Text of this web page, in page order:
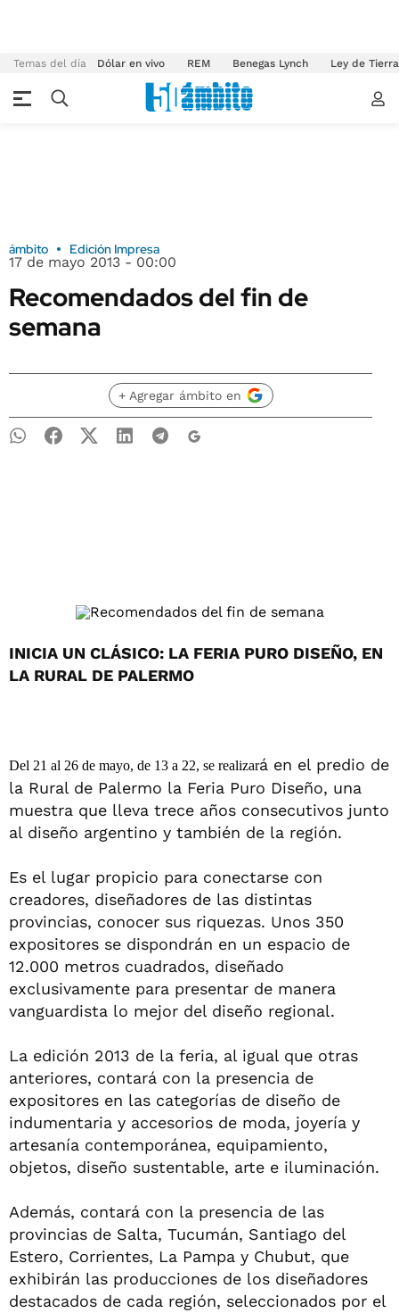
Temas del día Dólar en vivo REM Benegas Lynch Ley de
ámbito Edición Impresa
17 de mayo 2013 - 00:00
Recomendados del fin de
semana
+ Agregar ámbito en
INICIA UN CLÁSICO: LA FERIA PURO DISEÑO, EN
LA RURAL DE PALERMO
Del 21 al 26 de mayo, de 13 a 22, se realizará en el predio de
la Rural de Palermo la Feria Puro Diseño, una
muestra que lleva trece años consecutivos junto
al diseño argentino y también de la región.
Es el lugar propicio para conectarse con
creadores, diseñadores de las distintas
provincias, conocer sus riquezas. Unos 350
expositores se dispondrán en un espacio de
12.000 metros cuadrados, diseñado
exclusivamente para presentar de manera
vanguardista lo mejor del diseño regional.
La edición 2013 de la feria, al igual que otras
anteriores, contará con la presencia de
expositores en las categorías de diseño de
indumentaria y accesorios de moda, joyería y
artesanía contemporánea, equipamiento,
objetos, diseño sustentable, arte e iluminación.
Además, contará con la presencia de las
provincias de Salta, Tucumán, Santiago del
Estero, Corrientes, La Pampa y Chubut, que
exhibirán las producciones de los diseñadores
destacados de cada región, seleccionados por el